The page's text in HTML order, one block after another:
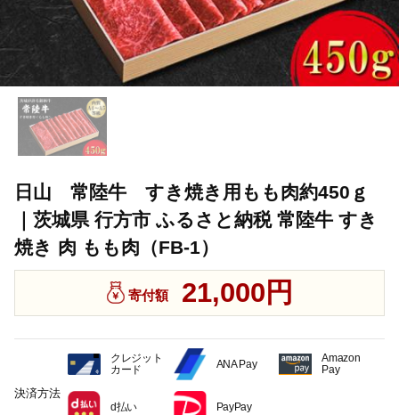
日山 常陸牛 すき焼き用もも肉約450ｇ
｜茨城県 行方市 ふるさと納税 常陸牛 すき
焼き 肉 もも肉（FB-1）
寄付額 21,000円
決済方法
クレジット
カード
ANA Pay
Amazon
Pay
d払い PayPay